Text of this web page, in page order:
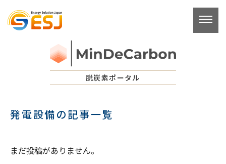
ン
ツ
へ
脱炭素ポータル
発電設備の記事一覧
まだ投稿がありません。